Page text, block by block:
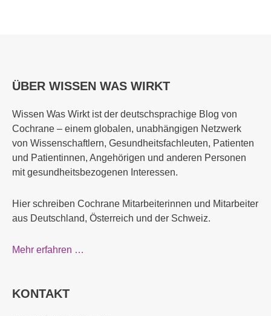
ÜBER WISSEN WAS WIRKT
Wissen Was Wirkt ist der deutschsprachige Blog von
Cochrane – einem globalen, unabhängigen Netzwerk
von Wissenschaftlern, Gesundheitsfachleuten, Patienten
und Patientinnen, Angehörigen und anderen Personen
mit gesundheitsbezogenen Interessen.
Hier schreiben Cochrane Mitarbeiterinnen und Mitarbeiter
aus Deutschland, Österreich und der Schweiz.
Mehr erfahren …
KONTAKT